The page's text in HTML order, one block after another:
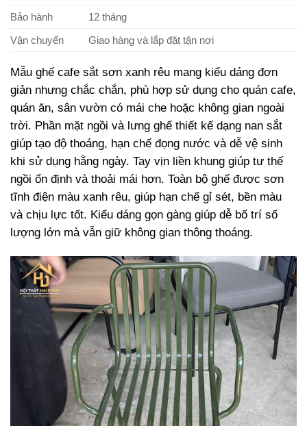
Bảo hành
12 tháng
Vận chuyển
Giao hàng và lắp đặt tận nơi
Mẫu ghế cafe sắt sơn xanh rêu mang kiểu dáng đơn
giản nhưng chắc chắn, phù hợp sử dụng cho quán cafe,
quán ăn, sân vườn có mái che hoặc không gian ngoài
trời. Phần mặt ngồi và lưng ghế thiết kế dạng nan sắt
giúp tạo độ thoáng, hạn chế đọng nước và dễ vệ sinh
khi sử dụng hằng ngày. Tay vịn liền khung giúp tư thế
ngồi ổn định và thoải mái hơn. Toàn bộ ghế được sơn
tĩnh điện màu xanh rêu, giúp hạn chế gỉ sét, bền màu
và chịu lực tốt. Kiểu dáng gọn gàng giúp dễ bố trí số
lượng lớn mà vẫn giữ không gian thông thoáng.